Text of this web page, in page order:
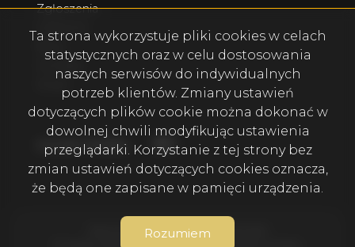
Zgłoszenia
Kontakt
social media Facebook
Facebook
Nieruchomości Legionowo © 2026
Ta strona wykorzystuje pliki cookies w celach
statystycznych oraz w celu dostosowania
naszych serwisów do indywidualnych
potrzeb klientów. Zmiany ustawień
dotyczących plików cookie można dokonać w
dowolnej chwili modyfikując ustawienia
przeglądarki. Korzystanie z tej strony bez
zmian ustawień dotyczących cookies oznacza,
że będą one zapisane w pamięci urządzenia.
Rozumiem